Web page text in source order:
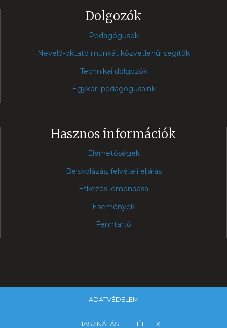
Dolgozók
Pedagógusok
Nevelõ-oktató munkát közvetlenül segítõk
Technikai dolgozók
Egykori pedagógusaink
Hasznos információk
Elérhetõségek
Beiskolázás, felvételi eljárás
Étkezés lemondása
Események
Fenntartó
ADATVÉDELEM
FELHASZNÁLÁSI FELTÉTELEK